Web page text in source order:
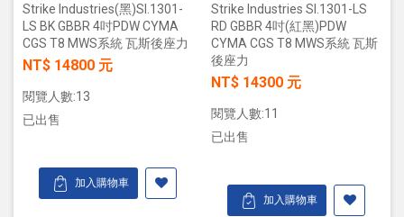
Strike Industries(黑)SI.1301-
LS BK GBBR 4吋PDW CYMA
CGS T8 MWS系統 瓦斯後座力
NT$ 14800 元
閱覽人數:13
已出售
加入購物車
Strike Industries SI.1301-LS
RD GBBR 4吋(紅黑)PDW
CYMA CGS T8 MWS系統 瓦斯
後座力
NT$ 14300 元
閱覽人數:11
已出售
加入購物車